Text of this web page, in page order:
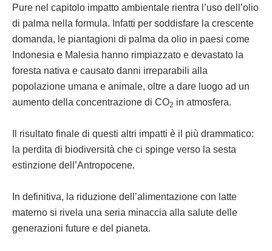
Pure nel capitolo impatto ambientale rientra l’uso dell’olio
di palma nella formula. Infatti per soddisfare la crescente
domanda, le piantagioni di palma da olio in paesi come
Indonesia e Malesia hanno rimpiazzato e devastato la
foresta nativa e causato danni irreparabili alla
popolazione umana e animale, oltre a dare luogo ad un
aumento della concentrazione di CO2 in atmosfera.
Il risultato finale di questi altri impatti è il più drammatico:
la perdita di biodiversità che ci spinge verso la sesta
estinzione dell’Antropocene.
In definitiva, la riduzione dell’alimentazione con latte
materno si rivela una seria minaccia alla salute delle
generazioni future e del pianeta.